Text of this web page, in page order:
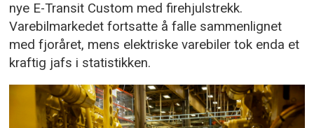
nye E-Transit Custom med firehjulstrekk.
Varebilmarkedet fortsatte å falle sammenlignet
med fjoråret, mens elektriske varebiler tok enda et
kraftig jafs i statistikken.